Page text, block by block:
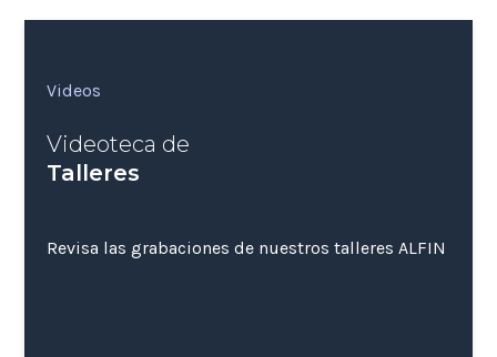
Videos
Videoteca de
Talleres
Revisa las grabaciones de nuestros talleres ALFIN